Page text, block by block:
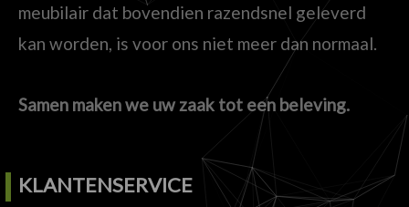
meubilair dat bovendien razendsnel geleverd
kan worden, is voor ons niet meer dan normaal.
Samen maken we uw zaak tot een beleving.
KLANTENSERVICE